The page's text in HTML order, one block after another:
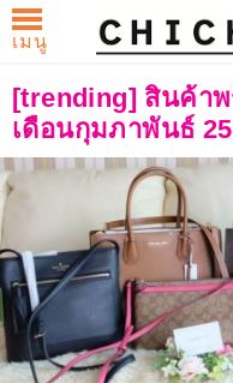
เมนู
บทความและ
Michael
brandname
to
content
[trending] สินค้า
เดือนกุมภาพันธ์